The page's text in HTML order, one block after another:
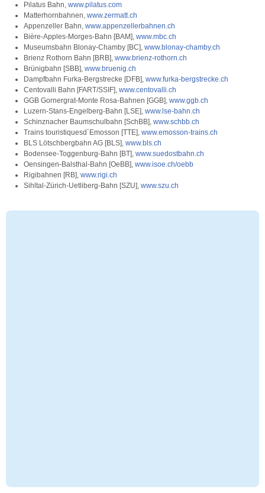
Pilatus Bahn, www.pilatus.com
Matterhornbahnen, www.zermatt.ch
Appenzeller Bahn, www.appenzellerbahnen.ch
Bière-Apples-Morges-Bahn [BAM], www.mbc.ch
Museumsbahn Blonay-Chamby [BC], www.blonay-chamby.ch
Brienz Rothorn Bahn [BRB], www.brienz-rothorn.ch
Brünigbahn [SBB], www.bruenig.ch
Dampfbahn Furka-Bergstrecke [DFB], www.furka-bergstrecke.ch
Centovalli Bahn [FART/SSIF], www.centovalli.ch
GGB Gornergrat-Monte Rosa-Bahnen [GGB], www.ggb.ch
Luzern-Stans-Engelberg-Bahn [LSE], www.lse-bahn.ch
Schinznacher Baumschulbahn [SchBB], www.schbb.ch
Trains touristiquesd´Emosson [TTE], www.emosson-trains.ch
BLS Lötschbergbahn AG [BLS], www.bls.ch
Bodensee-Toggenburg-Bahn [BT], www.suedostbahn.ch
Oensingen-Balsthal-Bahn [OeBB], www.isoe.ch/oebb
Rigibahnen [RB], www.rigi.ch
Sihltal-Zürich-Uetliberg-Bahn [SZU], www.szu.ch